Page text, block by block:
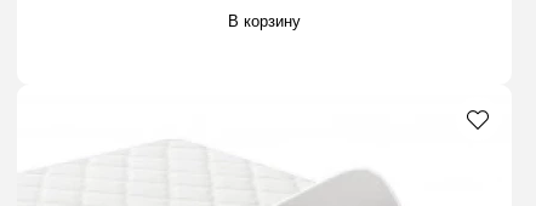
В корзину